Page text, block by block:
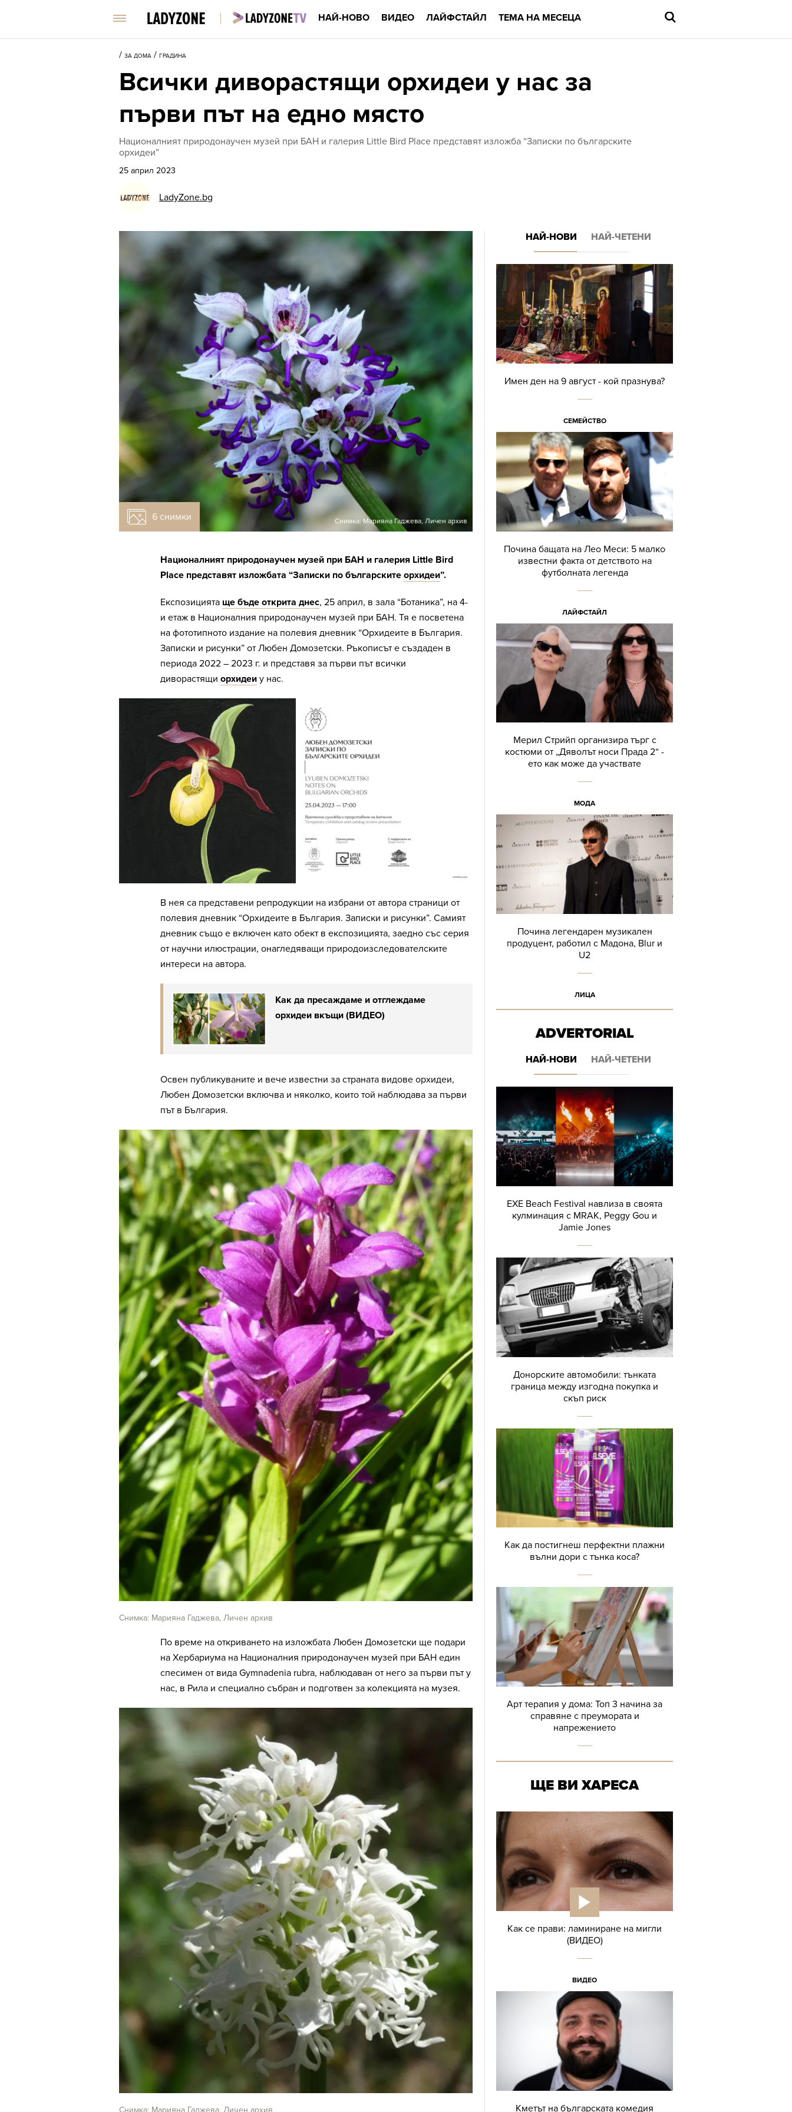
НАЙ-НОВО ВИДЕО ЛАЙФСТАЙЛ ТЕМА НА МЕСЕЦА
/ ЗА ДОМА / ГРАДИНА
Всички диворастящи орхидеи у нас за
първи път на едно място
Националният природонаучен музей при БАН и галерия Little Bird Place представят изложба “Записки по българските
орхидеи”
25 април 2023
LadyZone.bg
6 снимки Снимка: Марияна Гаджева, Личен архив
Националният природонаучен музей при БАН и галерия Little Bird
Place представят изложбата “Записки по българските орхидеи”.
Експозицията ще бъде открита днес, 25 април, в зала “Ботаника”, на 4-
и етаж в Националния природонаучен музей при БАН. Тя е посветена
на фототипното издание на полевия дневник “Орхидеите в България.
Записки и рисунки” от Любен Домозетски. Ръкописът е създаден в
периода 2022 – 2023 г. и представя за първи път всички
диворастящи орхидеи у нас.
В нея са представени репродукции на избрани от автора страници от
полевия дневник “Орхидеите в България. Записки и рисунки”. Самият
дневник също е включен като обект в експозицията, заедно със серия
от научни илюстрации, онагледяващи природоизследователските
интереси на автора.
Как да пресаждаме и отглеждаме
орхидеи вкъщи (ВИДЕО)
Освен публикуваните и вече известни за страната видове орхидеи,
Любен Домозетски включва и няколко, които той наблюдава за първи
път в България.
Снимка: Марияна Гаджева, Личен архив
По време на откриването на изложбата Любен Домозетски ще подари
на Хербариума на Националния природонаучен музей при БАН един
спесимен от вида Gymnadenia rubra, наблюдаван от него за първи път у
нас, в Рила и специално събран и подготвен за колекцията на музея.
НАЙ-НОВИ НАЙ-ЧЕТЕНИ
Имен ден на 9 август - кой празнува?
СЕМЕЙСТВО
Почина бащата на Лео Меси: 5 малко
известни факта от детството на
футболната легенда
ЛАЙФСТАЙЛ
Мерил Стрийп организира търг с
костюми от „Дяволът носи Прада 2“ -
ето как може да участвате
МОДА
Почина легендарен музикален
продуцент, работил с Мадона, Blur и
U2
ЛИЦА
ADVERTORIAL
НАЙ-НОВИ НАЙ-ЧЕТЕНИ
EXE Beach Festival навлиза в своята
кулминация с MRAK, Peggy Gou и
Jamie Jones
Донорските автомобили: тънката
граница между изгодна покупка и
скъп риск
Как да постигнеш перфектни плажни
вълни дори с тънка коса?
Арт терапия у дома: Топ 3 начина за
справяне с преумората и
напрежението
ЩЕ ВИ ХАРЕСА
Как се прави: ламиниране на мигли
(ВИДЕО)
ВИДЕО
Кметът на българската комедия